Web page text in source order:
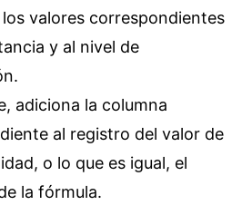
valores correspondientes
y al nivel de
adiciona la columna
al registro del valor de
o lo que es igual, el
la fórmula.